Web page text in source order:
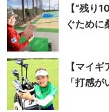
【“残り
ぐために
【マイ
「打感